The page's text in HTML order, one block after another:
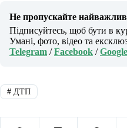
Не пропускайте
Підписуйтесь, щоб бути в
Умані, фото, відео та
Telegram /Facebook /
#ДТП